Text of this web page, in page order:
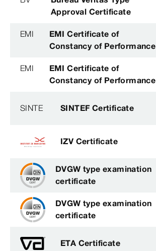
Approval Certificate
EMI
EMI Certificate of
Constancy of Performance
EMI
EMI Certificate of
Constancy of Performance
SINTE SINTEF Certificate
IZV Certificate
DVGW type examination
certificate
DVGW type examination
certificate
ETA Certificate